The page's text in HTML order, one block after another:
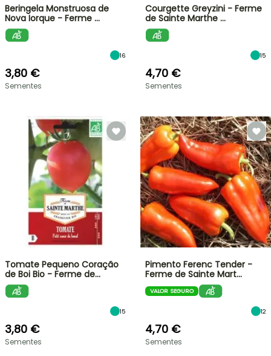
Beringela Monstruosa de
Nova Iorque - Ferme …
16
3,80 €
Sementes
Courgette Greyzini - Ferme
de Sainte Marthe …
15
4,70 €
Sementes
Tomate Pequeno Coração
de Boi Bio - Ferme de…
15
3,80 €
Sementes
Pimento Ferenc Tender -
Ferme de Sainte Mart…
VALOR SEGURO
12
4,70 €
Sementes